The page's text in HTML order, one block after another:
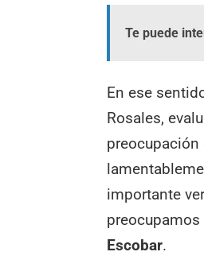
Te puede
En ese
Rosales,
preocupación
importante
Escobar.